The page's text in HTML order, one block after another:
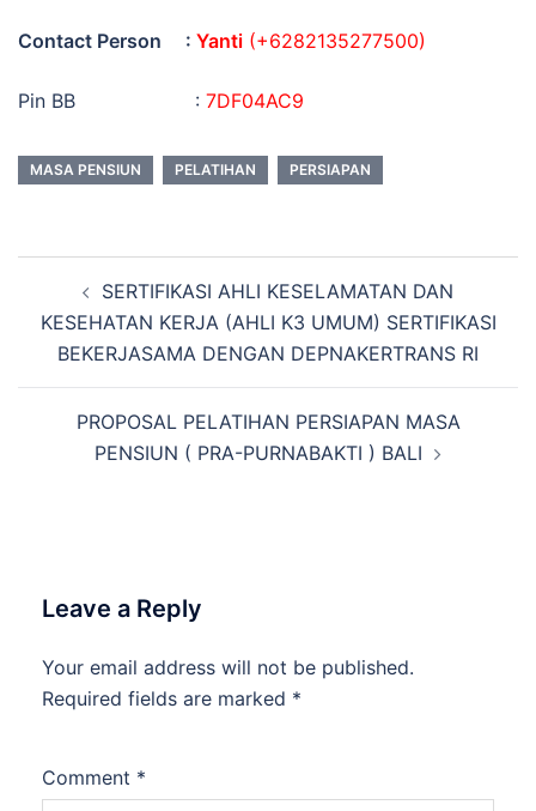
Contact Person : Yanti (+6282135277500)
Pin BB : 7DF04AC9
MASA PENSIUN PELATIHAN PERSIAPAN
navigationSERTIFIKASI AHLI KESELAMATAN DAN
KESEHATAN KERJA (AHLI K3 UMUM) SERTIFIKASI
BEKERJASAMA DENGAN DEPNAKERTRANS RI
PROPOSAL PELATIHAN PERSIAPAN MASA
PENSIUN ( PRA-PURNABAKTI ) BALI
Leave a Reply
Your email address will not be published.
Required fields are marked *
Comment *